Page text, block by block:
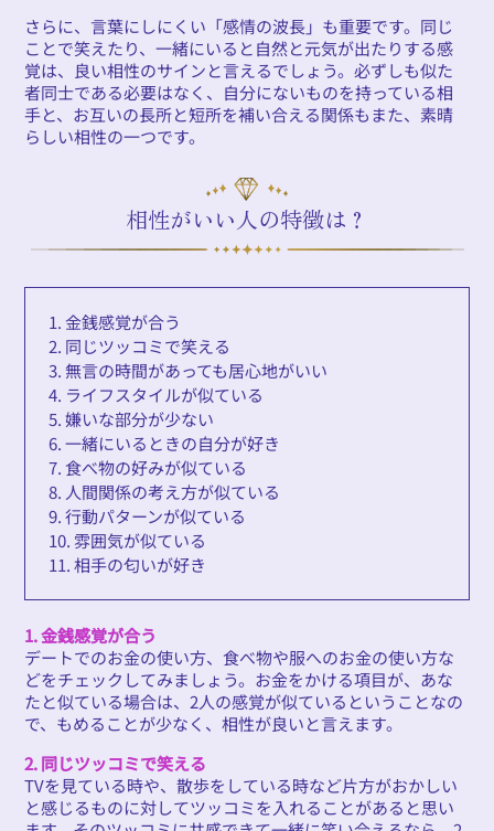
さらに、言葉にしにくい「感情の波長」も重要です。同じ
ことで笑えたり、一緒にいると自然と元気が出たりする感
覚は、良い相性のサインと言えるでしょう。必ずしも似た
者同士である必要はなく、自分にないものを持っている相
手と、お互いの長所と短所を補い合える関係もまた、素晴
らしい相性の一つです。
相性がいい人の特徴は？
1. 金銭感覚が合う
2. 同じツッコミで笑える
3. 無言の時間があっても居心地がいい
4. ライフスタイルが似ている
5. 嫌いな部分が少ない
6. 一緒にいるときの自分が好き
7. 食べ物の好みが似ている
8. 人間関係の考え方が似ている
9. 行動パターンが似ている
10. 雰囲気が似ている
11. 相手の匂いが好き
1. 金銭感覚が合う
デートでのお金の使い方、食べ物や服へのお金の使い方な
どをチェックしてみましょう。お金をかける項目が、あな
たと似ている場合は、2人の感覚が似ているということなの
で、もめることが少なく、相性が良いと言えます。
2. 同じツッコミで笑える
TVを見ている時や、散歩をしている時など片方がおかしい
と感じるものに対してツッコミを入れることがあると思い